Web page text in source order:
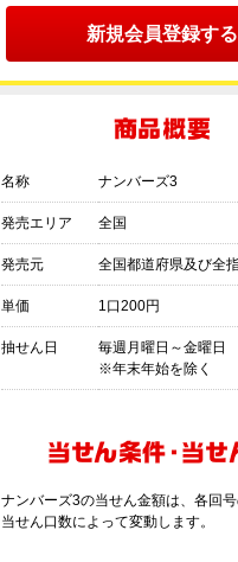
新規会員登録する
名称 ナンバーズ3
発売エリア 全国
発売元 全国都道府県及び全
単価 1口200円
抽せん日
毎週月曜日～金曜日
※年末年始を除く
ナンバーズ3の当せん金額は、各回号
当せん口数によって変動します。